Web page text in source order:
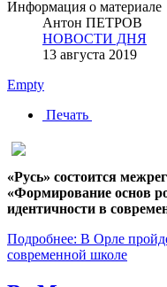
Информация о материале
Антон ПЕТРОВ
НОВОСТИ ДНЯ
13 августа 2019
Empty
Печать
«Русь» состоится
«Формирование основ
идентичности в
Подробнее: В Орле
современной школе